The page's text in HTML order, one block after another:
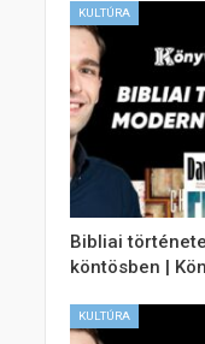
KULTÚRA
Bibliai
köntösben |
KULTÚRA